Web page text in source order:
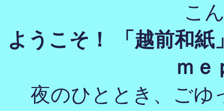
こ
ようこそ！ 「越前和
ｍｅ
夜のひととき、ごゆ